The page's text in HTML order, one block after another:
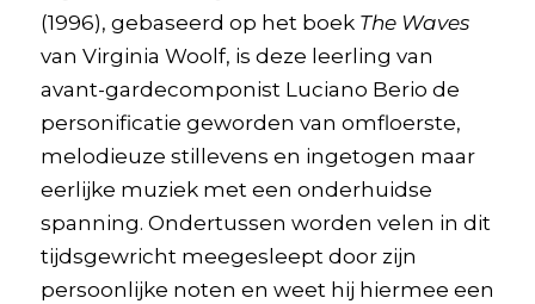
(1996), gebaseerd op het boek The Waves
van Virginia Woolf, is deze leerling van
avant-gardecomponist Luciano Berio de
personificatie geworden van omfloerste,
melodieuze stillevens en ingetogen maar
eerlijke muziek met een onderhuidse
spanning. Ondertussen worden velen in dit
tijdsgewricht meegesleept door zijn
persoonlijke noten en weet hij hiermee een